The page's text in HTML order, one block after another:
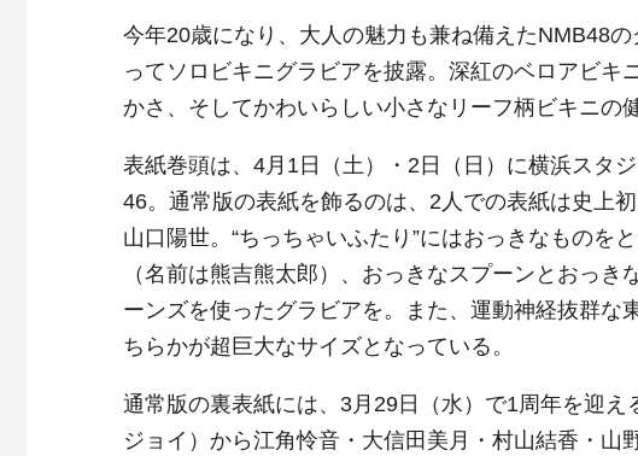
今年20歳になり、大人の魅力も兼ね備えたNMB48
ってソロビキニグラビアを披露。深紅のベロアビ
かさ、そしてかわいらしい小さなリーフ柄ビキニの
表紙巻頭は、4月1日（土）・2日（日）に横浜スタ
46。通常版の表紙を飾るのは、2人での表紙は史上
山口陽世。“ちっちゃいふたり”にはおっきなものを
（名前は熊吉熊太郎）、おっきなスプーンとおっ
ーンズを使ったグラビアを。また、運動神経抜群
ちらかが超巨大なサイズとなっている。
通常版の裏表紙には、3月29日（水）で1周年を迎
ジョイ）から江角怜音・大信田美月・村山結香・山